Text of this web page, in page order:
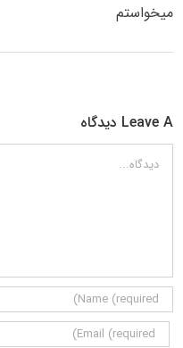
میخواستم
Leave A دیدگاه
دیدگاه